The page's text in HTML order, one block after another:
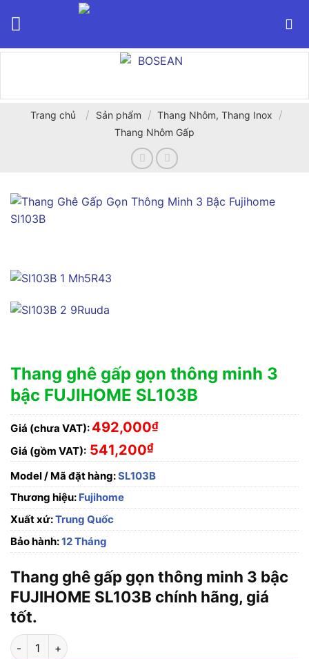
Trang chủ / Sản phẩm / Thang Nhôm, Thang Inox /
Thang Nhôm Gấp
Thang ghê gấp gọn thông minh 3
bậc FUJIHOME SL103B
Giá (chưa VAT): 492,000₫
Giá (gồm VAT): 541,200₫
Model / Mã đặt hàng:SL103B
Thương hiệu: Fujihome
Xuất xứ:Trung Quốc
Bảo hành:12 Tháng
Thang ghê gấp gọn thông minh 3 bậc
FUJIHOME SL103B chính hãng, giá
tốt.
Thang ghê gấp gọn thông minh 3 bậc FUJIHOME SL103B số